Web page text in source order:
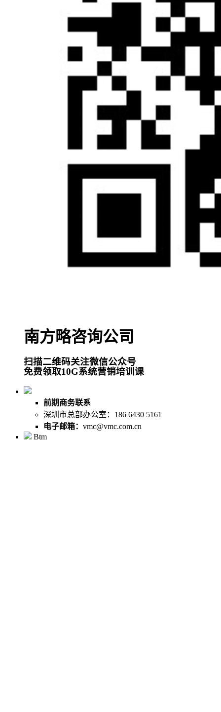
南方略咨询公司
扫描二维码关注微信公众号
免费领取10G系统营销培训课
前期商务联系
深圳市总部办公室：186 6430 5161
电子邮箱： vmc@vmc.com.cn
Btm